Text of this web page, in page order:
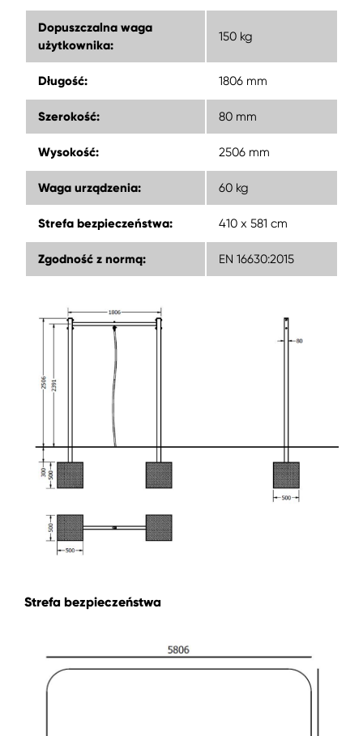
Dopuszczalna waga
użytkownika:
150 kg
Długość: 1806 mm
Szerokość: 80 mm
Wysokość: 2506 mm
Waga urządzenia: 60 kg
Strefa bezpieczeństwa: 410 x 581 cm
Zgodność z normą: EN 16630:2015
Strefa bezpieczeństwa